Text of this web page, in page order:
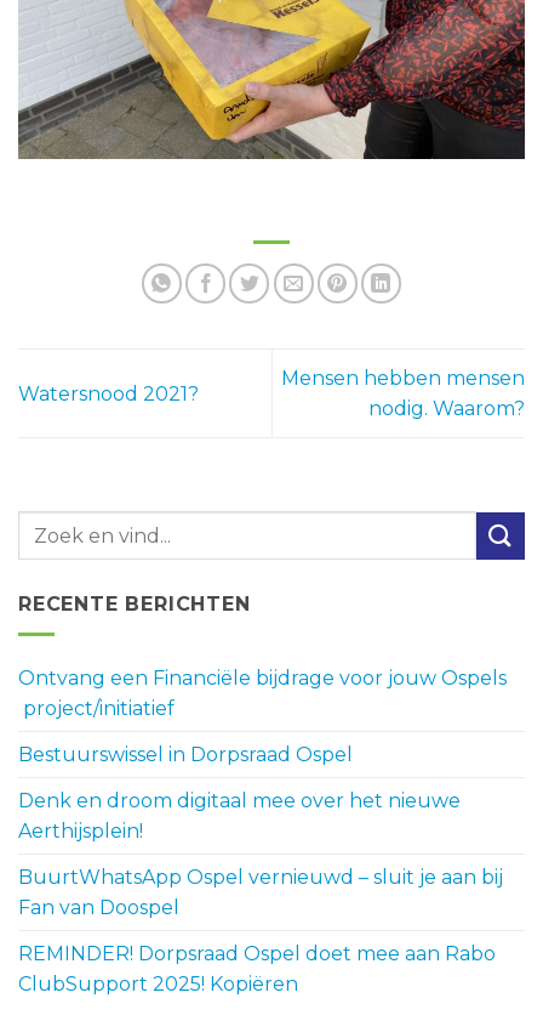
Watersnood 2021?
Mensen hebben mensen
nodig. Waarom?
RECENTE BERICHTEN
Ontvang een Financiële bijdrage voor jouw Ospels
project/initiatief
Bestuurswissel in Dorpsraad Ospel
Denk en droom digitaal mee over het nieuwe
Aerthijsplein!
BuurtWhatsApp Ospel vernieuwd – sluit je aan bij
Fan van Doospel
REMINDER! Dorpsraad Ospel doet mee aan Rabo
ClubSupport 2025! Kopiëren